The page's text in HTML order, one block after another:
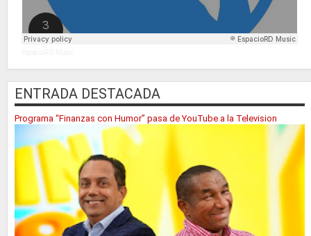
ENTRADA DESTACADA
Programa “Finanzas con Humor” pasa de YouTube a la Television